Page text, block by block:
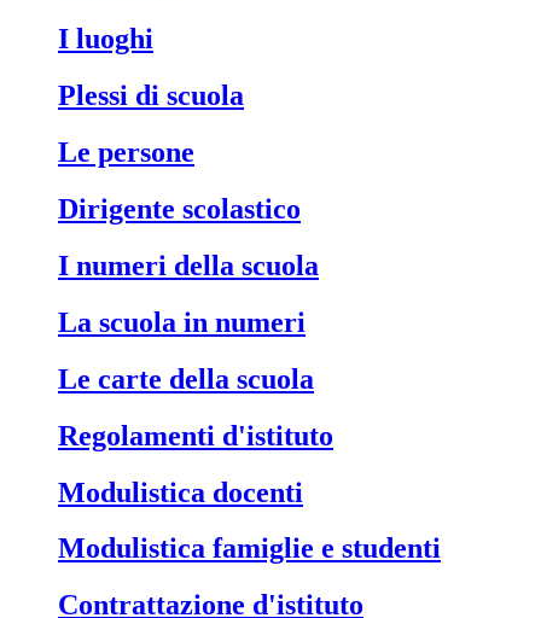
I luoghi
Plessi di scuola
Le persone
Dirigente scolastico
I numeri della scuola
La scuola in numeri
Le carte della scuola
Regolamenti d'istituto
Modulistica docenti
Modulistica famiglie e studenti
Contrattazione d'istituto